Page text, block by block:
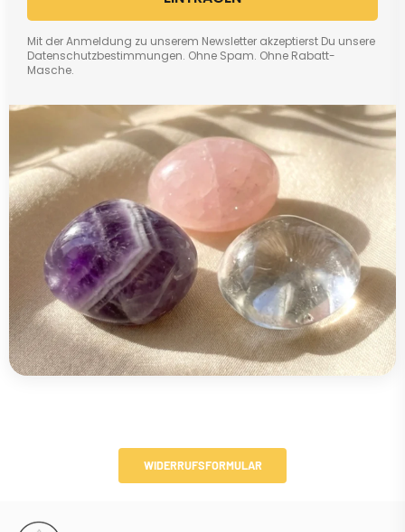
Mit der Anmeldung zu unserem Newsletter akzeptierst Du unsere
Datenschutzbestimmungen. Ohne Spam. Ohne Rabatt-
Masche.
WIDERRUFSFORMULAR